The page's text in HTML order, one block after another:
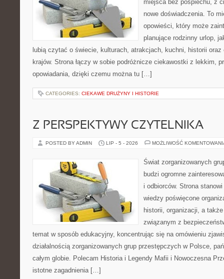
miejsca bez pośpiechu, z
nowe doświadczenia. To
opowieści, który może
planujące rodzinny urlop,
lubią czytać o świecie, kulturach, atrakcjach, kuchni, historii
krajów. Strona łączy w sobie podróżnicze ciekawostki z lekkim,
opowiadania, dzięki czemu można tu […]
CATEGORIES: CIEKAWE DRUŻYNY I HISTORIE
Z PERSPEKTYWY CZYTELNIKA
POSTED BY ADMIN LIP - 5 - 2026 MOŻLIWOŚĆ
Świat zorganizowanych
budzi ogromne
i odbiorców. Strona
wiedzy poświęcone
historii, organizacji, a
związanym z
temat w sposób edukacyjny, koncentrując się na omówieniu
działalnością zorganizowanych grup przestępczych w Polsce,
całym globie. Polecam Historia i Legendy Mafii i Nowoczesna
istotne zagadnienia […]